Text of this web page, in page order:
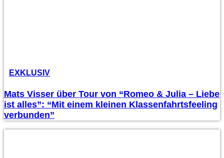
EXKLUSIV
Mats Visser über Tour von “Romeo & Julia – Liebe
ist alles”: “Mit einem kleinen Klassenfahrtsfeeling
verbunden”